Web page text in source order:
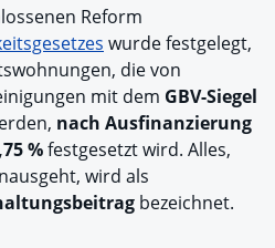
Reform
wurde festgelegt,
die von
mit dem GBV-Siegel
nach Ausfinanzierung
%festgesetzt wird. Alles,
wird als
bezeichnet.